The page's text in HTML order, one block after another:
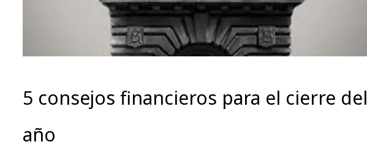
5 consejos financieros para el cierre del
año